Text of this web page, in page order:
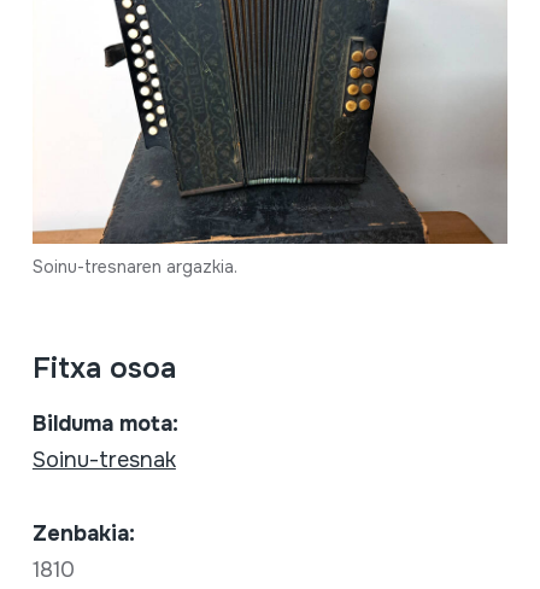
Soinu-tresnaren argazkia.
Fitxa osoa
Bilduma mota:
Soinu-tresnak
Zenbakia:
1810